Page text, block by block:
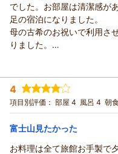
でした。お部屋は清潔感が
足の宿泊になりました。
母の古希のお祝いで利用さ
りました。
宿泊時期： 2026年08月宿泊 (家
投稿者： つちすけさん
宿泊プラン： 【早期割30】お一
食会席☆レストランでお食事◆1
宿泊価格帯： 18,001～19,000円
4
項目別評価： 部屋 4 風呂 4 朝
富士山見たかった
お料理は全て旅館お手製で